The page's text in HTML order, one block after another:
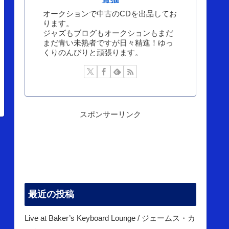
オークションで中古のCDを出品してお
ります。
ジャズもブログもオークションもまだ
まだ青い未熟者ですが日々精進！ゆっ
くりのんびりと頑張ります。
スポンサーリンク
最近の投稿
Live at Baker’s Keyboard Lounge / ジェームス・カ